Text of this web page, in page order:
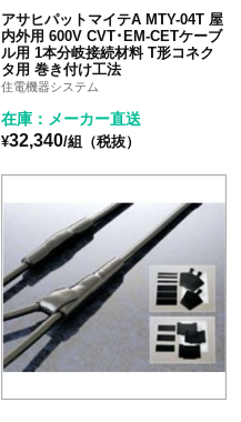
アサヒパットマイテA MTY-04T 屋
内外用 600V CVT･EM-CETケーブ
ル用 1本分岐接続材料 T形コネク
タ用 巻き付け工法
住電機器システム
在庫：メーカー直送
¥32,340/組（税抜）